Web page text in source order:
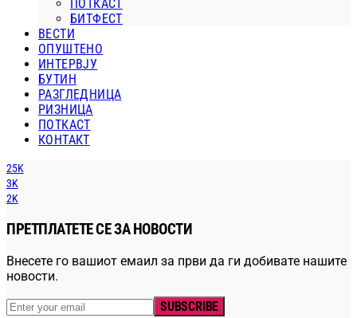
ПОТКАСТ
БИТФЕСТ
ВЕСТИ
ОПУШТЕНО
ИНТЕРВЈУ
БУТИН
РАЗГЛЕДНИЦА
РИЗНИЦА
ПОТКАСТ
КОНТАКТ
25K
3K
2K
ПРЕТПЛАТЕТЕ СЕ ЗА НОВОСТИ
Внесете го вашиот емаил за први да ги добивате нашите
новости.
SUBSCRIBE